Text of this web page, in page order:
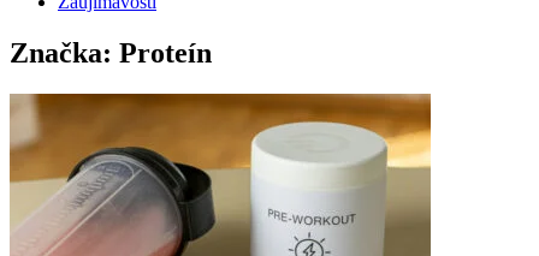
Značka: Proteín